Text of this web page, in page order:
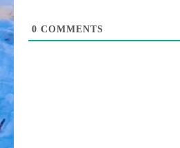
0 COMMENTS